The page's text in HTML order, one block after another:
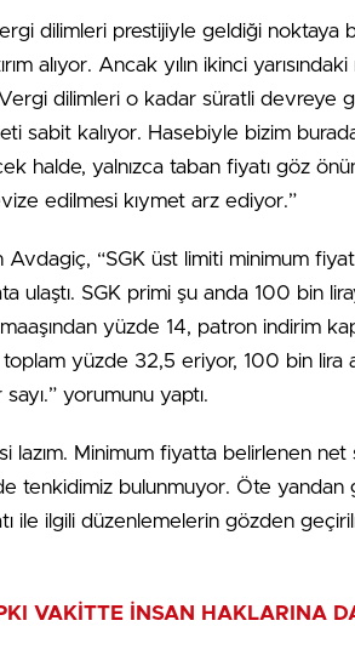
dilimleri prestijiyle geldiği noktaya
alıyor. Ancak yılın ikinci
Vergi dilimleri o kadar süratli devreye
sabit kalıyor. Hasebiyle bizim
halde, yalnızca taban fiyatı göz
edilmesi kıymet arz ediyor.”
“SGK üst limiti minimum
ulaştı. SGK primi şu anda 100 bin
yüzde 14, patron indirim
yüzde 32,5 eriyor, 100 bin lira
yorumunu yaptı.
Minimum fiyatta belirlenen net
tenkidimiz bulunmuyor. Öte yandan
ile ilgili düzenlemelerin gözden
VAKİTTE İNSAN HAKLARINA